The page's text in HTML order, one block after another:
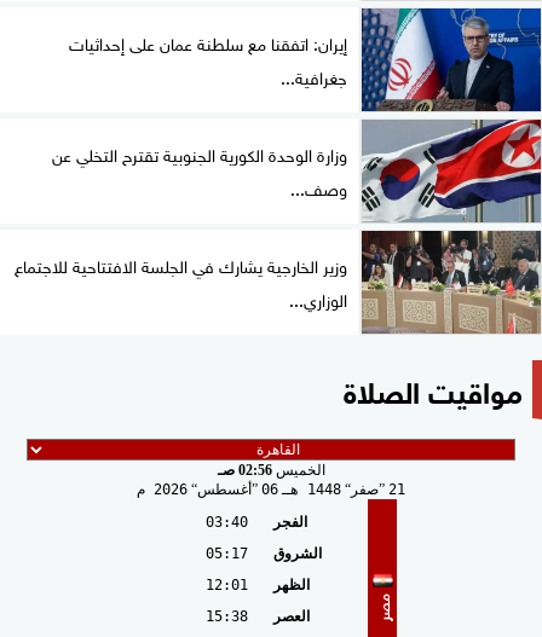
إيران: اتفقنا مع سلطنة عمان على إحداثيات
جغرافية...
وزارة الوحدة الكورية الجنوبية تقترح التخلي عن
وصف...
وزير الخارجية يشارك في الجلسة الافتتاحية للاجتماع
الوزاري...
مواقيت الصلاة
الخميس02:56 صـ
21 صفر 1448 هـ 06 أغسطس 2026 م
مصر
الفجر
03:40
الشروق
05:17
الظهر
12:01
العصر
15:38